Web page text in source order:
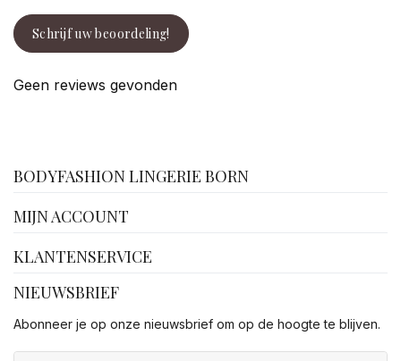
Schrijf uw beoordeling!
Geen reviews gevonden
BODYFASHION LINGERIE BORN
MIJN ACCOUNT
KLANTENSERVICE
NIEUWSBRIEF
Abonneer je op onze nieuwsbrief om op de hoogte te blijven.